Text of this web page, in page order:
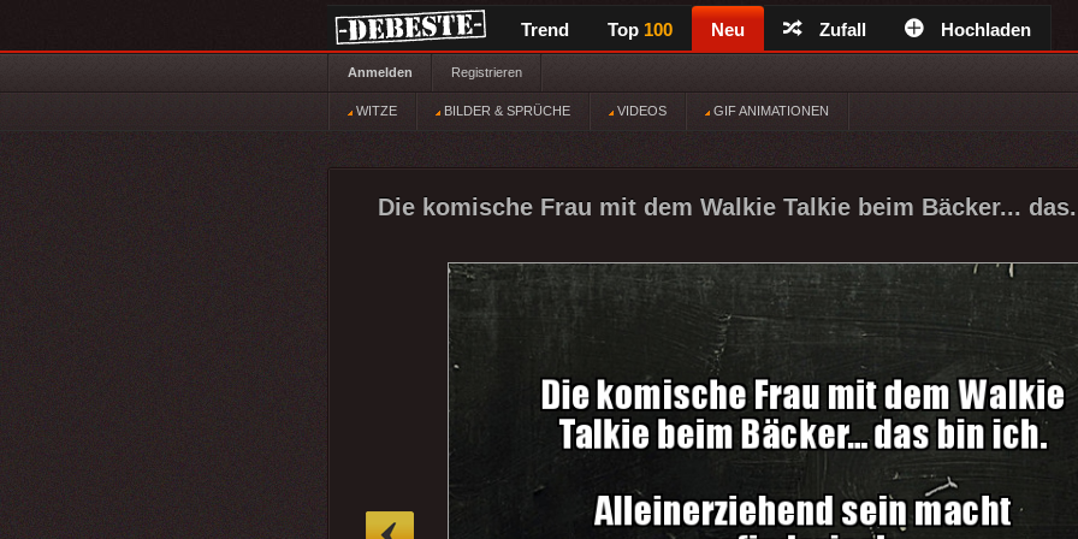
Trend Top 100 Neu Zufall Hochladen
Anmelden Registrieren
WITZE BILDER & SPRÜCHE VIDEOS GIF ANIMATIONEN
Die komische Frau mit dem Walkie Talkie beim Bäcker...